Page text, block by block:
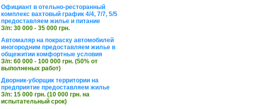
Официант в отельно-ресторанный
комплекс вахтовый график 4/4, 7/7, 5/5
предоставляем жилье и питание
З/п: 30 000 - 35 000 грн.
Автомаляр на покраску автомобилей
иногородним предоставляем жилье в
общежитии комфортные условия
З/п: 60 000 - 100 000 грн. (50% от
выполненых работ)
Дворник-уборщик территории на
предприятие предоставляем жилье
З/п: 15 000 грн. (10 000 грн. на
испытательный срок)